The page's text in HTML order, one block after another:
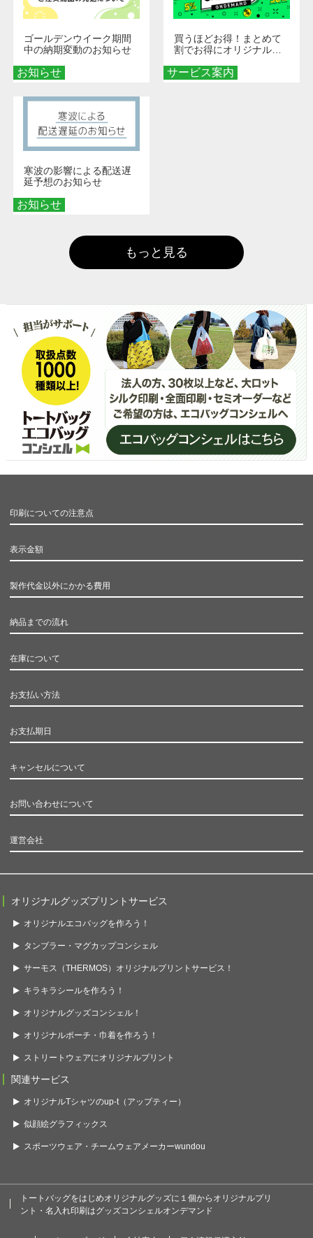
お知らせ
ゴールデンウイーク期間
中の納期変動のお知らせ
サービス案内
買うほどお得！まとめて
割でお得にオリジナルグ
お知らせ
寒波の影響による配送遅
延予想のお知らせ
もっと見る
印刷についての注意点
表示金額
製作代金以外にかかる費用
納品までの流れ
在庫について
お支払い方法
お支払期日
キャンセルについて
お問い合わせについて
運営会社
オリジナルグッズプリントサービス
オリジナルエコバッグを作ろう！
タンブラー・マグカップコンシェル
サーモス（THERMOS）オリジナルプリントサービス！
キラキラシールを作ろう！
オリジナルグッズコンシェル！
オリジナルポーチ・巾着を作ろう！
ストリートウェアにオリジナルプリント
関連サービス
オリジナルTシャツのup-t（アップティー）
似顔絵グラフィックス
スポーツウェア・チームウェアメーカーwundou
トートバッグをはじめオリジナルグッズに１個からオリジナルプリ
ント・名入れ印刷はグッズコンシェルオンデマンド